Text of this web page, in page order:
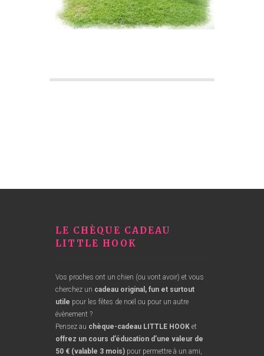
LE CHÈQUE CADEAU
LITTLE HOOK
Vos proches ont un chien (ou vont avoir) et vous
cherchez un cadeau original , fun et surtout
utile pour les fêtes de noël ou pour un autre
évènement ?
Pensez au chèque-cadeau LITTLE HOOK et
offrez un cours d’éducation d’une valeur de
50 € (valable 3 mois) pour permettre à un ami,